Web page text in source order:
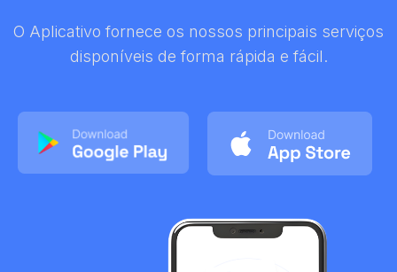
O Aplicativo fornece os nossos principais serviços
disponíveis de forma rápida e fácil.